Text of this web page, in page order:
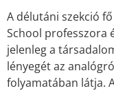
A délutáni szekció
School professzora
jelenleg a
lényegét az
folyamatában látja.